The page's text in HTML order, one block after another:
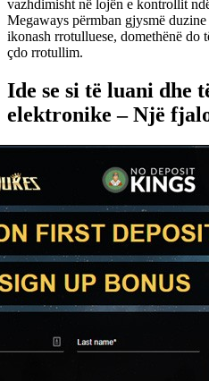
vazhdimisht në lojën e kontrollit
Megaways përmban gjysmë
ikonash rrotulluese, domethënë do
çdo rrotullim.
Ide se si të luani dhe
elektronike – Një